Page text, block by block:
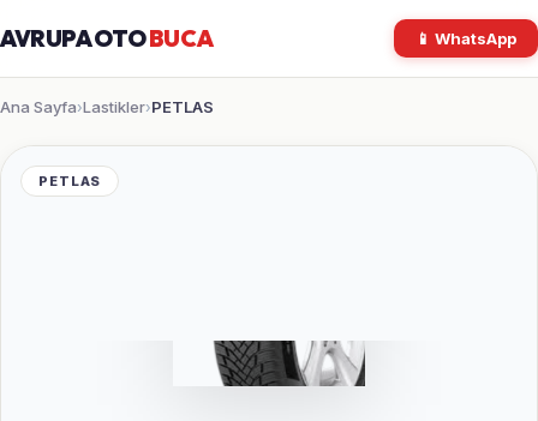
AVRUPA OTOBUCA 📱 WhatsApp
Ana Sayfa›Lastikler›PETLAS
PETLAS